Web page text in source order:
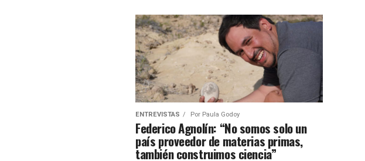
ENTREVISTAS Por Paula Godoy
Federico Agnolín: “No somos solo un
país proveedor de materias primas,
también construimos ciencia”